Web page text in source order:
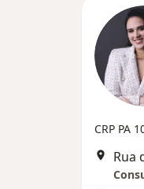
CRP PA